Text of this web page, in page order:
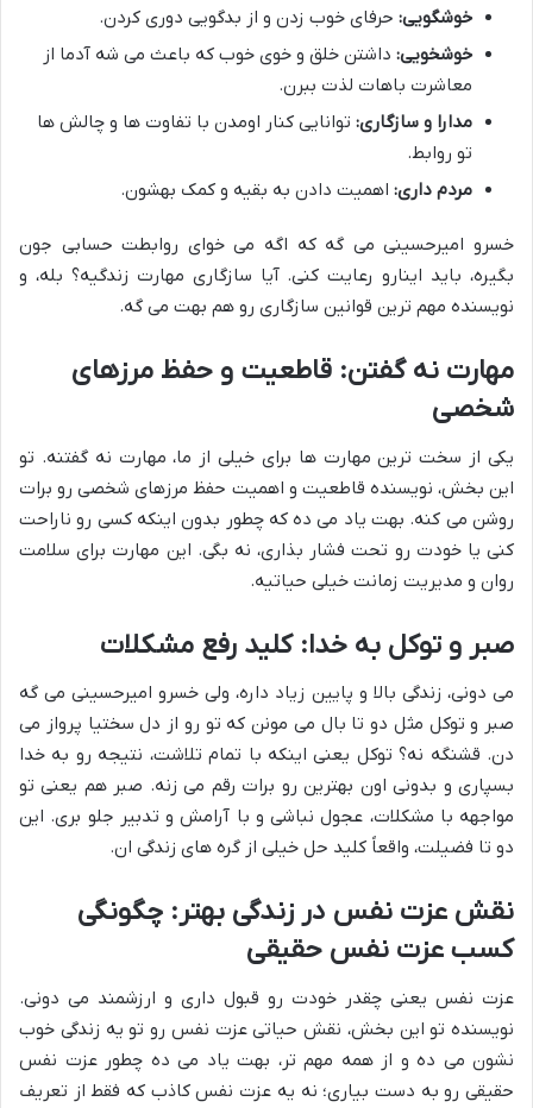
خوشگویی: حرفای خوب زدن و از بدگویی دوری کردن.
خوشخویی: داشتن خلق و خوی خوب که باعث می شه آدما از
معاشرت باهات لذت ببرن.
مدارا و سازگاری: توانایی کنار اومدن با تفاوت ها و چالش ها
تو روابط.
مردم داری: اهمیت دادن به بقیه و کمک بهشون.
خسرو امیرحسینی می گه که اگه می خوای روابطت حسابی جون
بگیره، باید اینارو رعایت کنی. آیا سازگاری مهارت زندگیه؟ بله، و
نویسنده مهم ترین قوانین سازگاری رو هم بهت می گه.
مهارت نه گفتن: قاطعیت و حفظ مرزهای
شخصی
یکی از سخت ترین مهارت ها برای خیلی از ما، مهارت نه گفتنه. تو
این بخش، نویسنده قاطعیت و اهمیت حفظ مرزهای شخصی رو برات
روشن می کنه. بهت یاد می ده که چطور بدون اینکه کسی رو ناراحت
کنی یا خودت رو تحت فشار بذاری، نه بگی. این مهارت برای سلامت
روان و مدیریت زمانت خیلی حیاتیه.
صبر و توکل به خدا: کلید رفع مشکلات
می دونی، زندگی بالا و پایین زیاد داره، ولی خسرو امیرحسینی می گه
صبر و توکل مثل دو تا بال می مونن که تو رو از دل سختیا پرواز می
دن. قشنگه نه؟ توکل یعنی اینکه با تمام تلاشت، نتیجه رو به خدا
بسپاری و بدونی اون بهترین رو برات رقم می زنه. صبر هم یعنی تو
مواجهه با مشکلات، عجول نباشی و با آرامش و تدبیر جلو بری. این
دو تا فضیلت، واقعاً کلید حل خیلی از گره های زندگی ان.
نقش عزت نفس در زندگی بهتر: چگونگی
کسب عزت نفس حقیقی
عزت نفس یعنی چقدر خودت رو قبول داری و ارزشمند می دونی.
نویسنده تو این بخش، نقش حیاتی عزت نفس رو تو یه زندگی خوب
نشون می ده و از همه مهم تر، بهت یاد می ده چطور عزت نفس
حقیقی رو به دست بیاری؛ نه یه عزت نفس کاذب که فقط از تعریف